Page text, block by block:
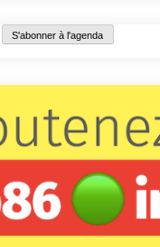
S'abonner à l'agenda